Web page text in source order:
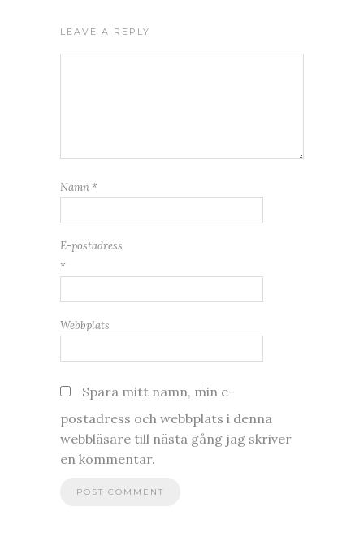
LEAVE A REPLY
Namn *
E-postadress
*
Webbplats
Spara mitt namn, min e-
postadress och webbplats i denna
webbläsare till nästa gång jag skriver
en kommentar.